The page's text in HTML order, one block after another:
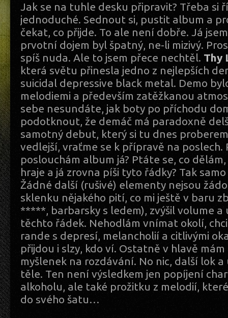
Jak se na tuhle desku připravit? Třeba si
jednoduché. Sednout si, pustit album a
čekat, co přijde. To ale není dobře. Já
prvotní dojem byl špatný, ne-li mizivý.
spíš nuda. Ale to jsem přece nechtěl. Thy
která světu přinesla jedno z nejlepších
suicidal depressive black metal. Demo
melodiemi a především zatěžkanou
sebe nesundáte, jak boty po příchodu
podotknout, že demáč má paradoxně
samotný debut, který si tu dnes
vedlejší, vraťme se k přípravě na poslech.
poslouchám album já? Ptáte se, co
hraje a já zrovna píši tyto řádky? Tak
Žádné další (rušivé) elementy nejsou
sklenku nějakého pití, co mi ještě v baru
*****, barbarsky s ledem), zvýšil volume a
těchto řádek. Nehodlám vnímat okolí,
rande s depresí, melancholií a citlivými
přijdou i slzy, kdo ví. Ostatně v hlavě
myšlenek na rozdávání. No nic, další lok a
těle. Ten není výsledkem jen popíjení
alkoholu, ale také prožitku z melodií,
do svého šatu…